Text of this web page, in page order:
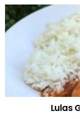
Lulas